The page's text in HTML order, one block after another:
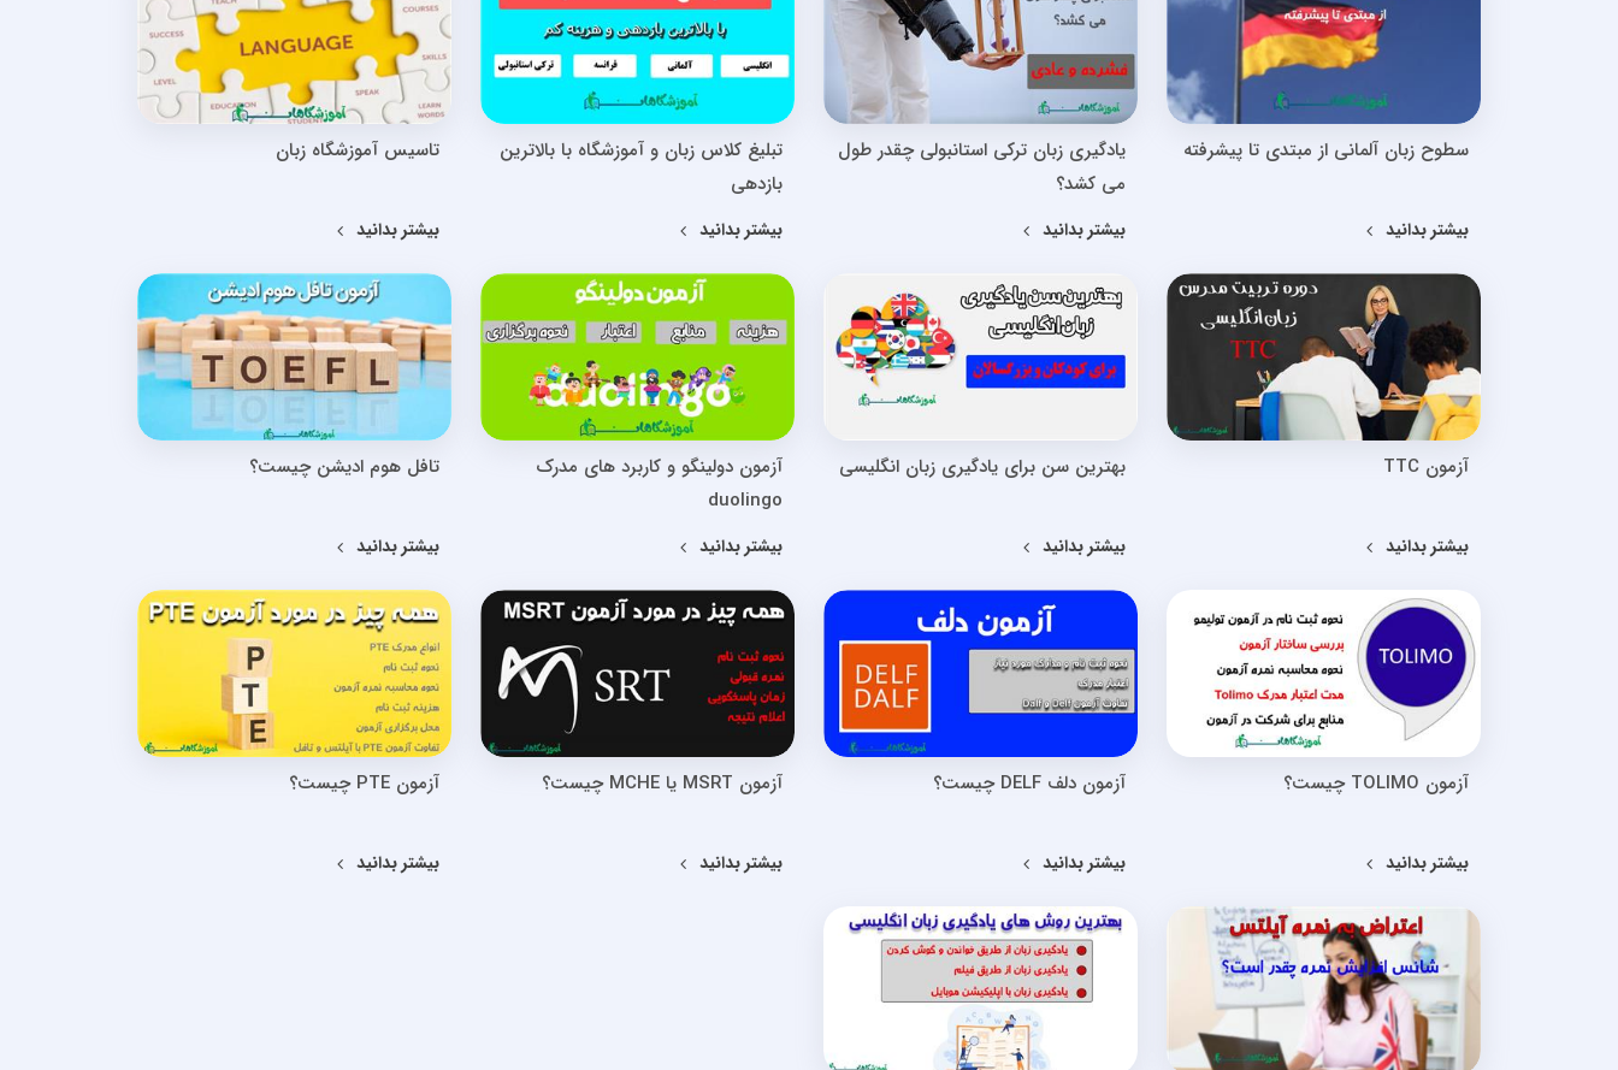
سطوح زبان آلمانی از مبتدی تا پیشرفته
بیشتر بدانید
یادگیری زبان ترکی استانبولی چقدر طول
می کشد؟
بیشتر بدانید
تبلیغ کلاس زبان و آموزشگاه با بالاترین
بازدهی
بیشتر بدانید
تاسیس آموزشگاه زبان
بیشتر بدانید
آزمون TTC
بیشتر بدانید
بهترین سن برای یادگیری زبان انگلیسی
بیشتر بدانید
آزمون دولینگو و کاربرد های مدرک
duolingo
بیشتر بدانید
تافل هوم ادیشن چیست؟
بیشتر بدانید
آزمون TOLIMO چیست؟
بیشتر بدانید
آزمون دلف DELF چیست؟
بیشتر بدانید
آزمون MSRT یا MCHE چیست؟
بیشتر بدانید
آزمون PTE چیست؟
بیشتر بدانید